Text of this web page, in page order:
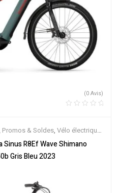
(0 Avis)
Promos & Soldes, Vélo électrique
R8Ef Wave Shimano
Gris Bleu 2023